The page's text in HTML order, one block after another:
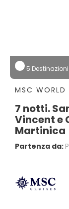
5 Destinazioni
MSC WORLD
7 notti.
Vincent e
Martinica
Partenza da: